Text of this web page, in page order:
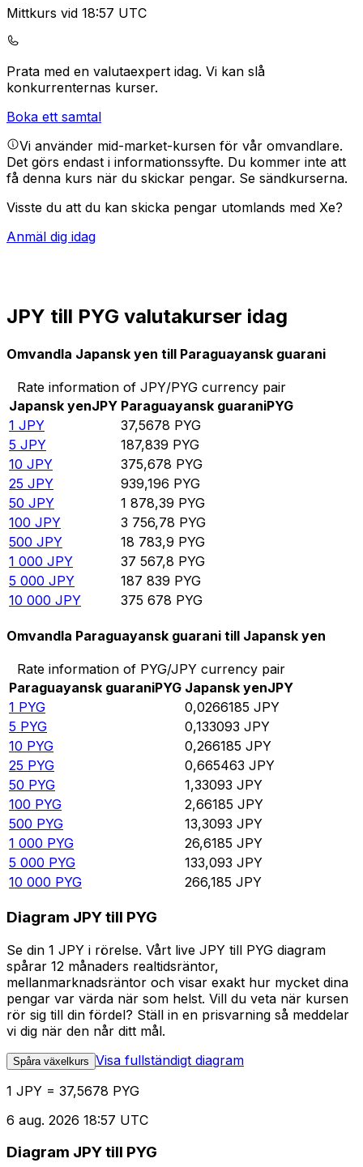
Mittkurs vid 18:57 UTC
Prata med en valutaexpert idag. Vi kan slå
konkurrenternas kurser.
Boka ett samtal
Vi använder mid-market-kursen för vår omvandlare.
Det görs endast i informationssyfte. Du kommer inte att
få denna kurs när du skickar pengar. Se sändkurserna.
Visste du att du kan skicka pengar utomlands med Xe?
Anmäl dig idag
JPY till PYG valutakurser idag
Omvandla Japansk yen till Paraguayansk guarani
Rate information of JPY/PYG currency pair
Japansk yenJPY Paraguayansk guaraniPYG
1 JPY 37,5678 PYG
5 JPY 187,839 PYG
10 JPY 375,678 PYG
25 JPY 939,196 PYG
50 JPY 1 878,39 PYG
100 JPY 3 756,78 PYG
500 JPY 18 783,9 PYG
1 000 JPY 37 567,8 PYG
5 000 JPY 187 839 PYG
10 000 JPY 375 678 PYG
Omvandla Paraguayansk guarani till Japansk yen
Rate information of PYG/JPY currency pair
Paraguayansk guaraniPYG Japansk yenJPY
1 PYG 0,0266185 JPY
5 PYG 0,133093 JPY
10 PYG 0,266185 JPY
25 PYG 0,665463 JPY
50 PYG 1,33093 JPY
100 PYG 2,66185 JPY
500 PYG 13,3093 JPY
1 000 PYG 26,6185 JPY
5 000 PYG 133,093 JPY
10 000 PYG 266,185 JPY
Diagram JPY till PYG
Se din 1 JPY i rörelse. Vårt live JPY till PYG diagram
spårar 12 månaders realtidsräntor,
mellanmarknadsräntor och visar exakt hur mycket dina
pengar var värda när som helst. Vill du veta när kursen
rör sig till din fördel? Ställ in en prisvarning så meddelar
vi dig när den når ditt mål.
Spåra växelkurs Visa fullständigt diagram
1 JPY = 37,5678 PYG
6 aug. 2026 18:57 UTC
Diagram JPY till PYG